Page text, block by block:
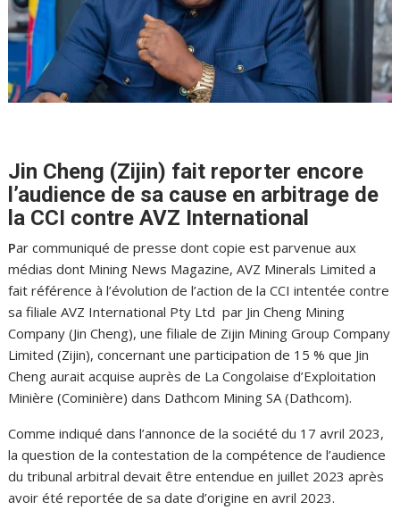
Jin Cheng (Zijin) fait reporter encore
l’audience de sa cause en arbitrage de
la CCI contre AVZ International
Par communiqué de presse dont copie est parvenue aux
médias dont Mining News Magazine, AVZ Minerals Limited a
fait référence à l’évolution de l’action de la CCI intentée contre
sa filiale AVZ International Pty Ltd par Jin Cheng Mining
Company (Jin Cheng), une filiale de Zijin Mining Group Company
Limited (Zijin), concernant une participation de 15 % que Jin
Cheng aurait acquise auprès de La Congolaise d’Exploitation
Minière (Cominière) dans Dathcom Mining SA (Dathcom).
Comme indiqué dans l’annonce de la société du 17 avril 2023,
la question de la contestation de la compétence de l’audience
du tribunal arbitral devait être entendue en juillet 2023 après
avoir été reportée de sa date d’origine en avril 2023.